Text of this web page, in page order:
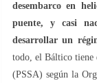
desembarco en
puente, y casi
desarrollar un
todo, el Báltico tiene
(PSSA) según la